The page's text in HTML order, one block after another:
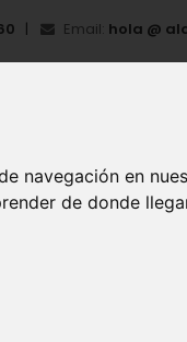
navegación en
de donde
Email: hola @